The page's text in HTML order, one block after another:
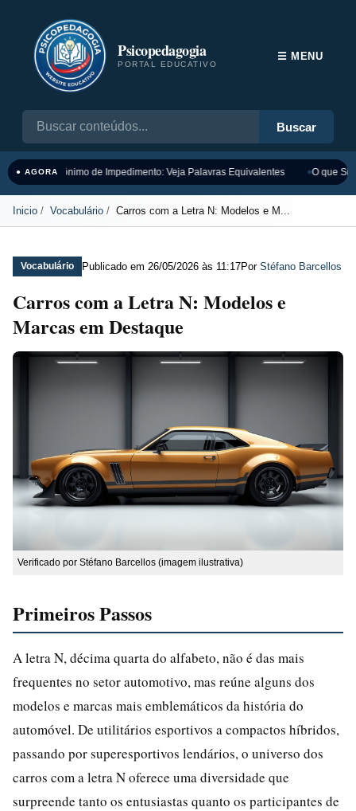
Psicopedagogia
PORTAL EDUCATIVO
Buscar
☰ MENU
● AGORASinônimo de Impedimento: Veja Palavras Equivalentes O que
Inicio Vocabulário Carros com a Letra N: Modelos e M...
Vocabulário Publicado em 26/05/2026 às 11:17Por Stéfano Barcellos
Carros com a Letra N: Modelos e
Marcas em Destaque
Verificado por Stéfano Barcellos (imagem ilustrativa)
Primeiros Passos
A letra N, décima quarta do alfabeto, não é das mais
frequentes no setor automotivo, mas reúne alguns dos
modelos e marcas mais emblemáticos da história do
automóvel. De utilitários esportivos a compactos híbridos,
passando por superesportivos lendários, o universo dos
carros com a letra N oferece uma diversidade que
surpreende tanto os entusiastas quanto os participantes de